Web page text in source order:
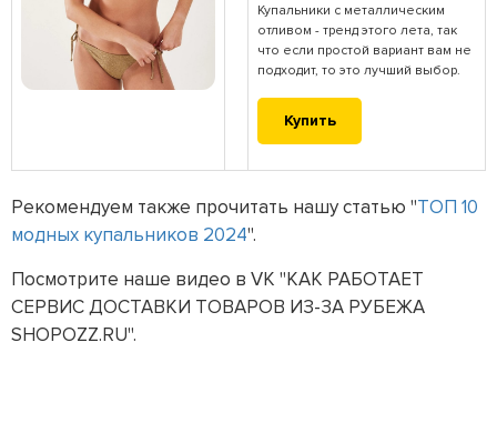
Купальники с металлическим
отливом - тренд этого лета, так
что если простой вариант вам не
подходит, то это лучший выбор.
Купить
Рекомендуем также прочитать нашу статью "ТОП 10
модных купальников 2024".
Посмотрите наше видео в VK "КАК РАБОТАЕТ
СЕРВИС ДОСТАВКИ ТОВАРОВ ИЗ-ЗА РУБЕЖА
SHOPOZZ.RU".